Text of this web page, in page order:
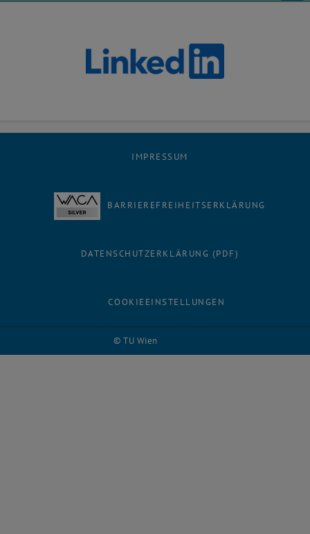
© TU Wien
IMPRESSUM
BARRIEREFREIHEITSERKLÄRUNG
DATENSCHUTZERKLÄRUNG (PDF)
COOKIEEINSTELLUNGEN